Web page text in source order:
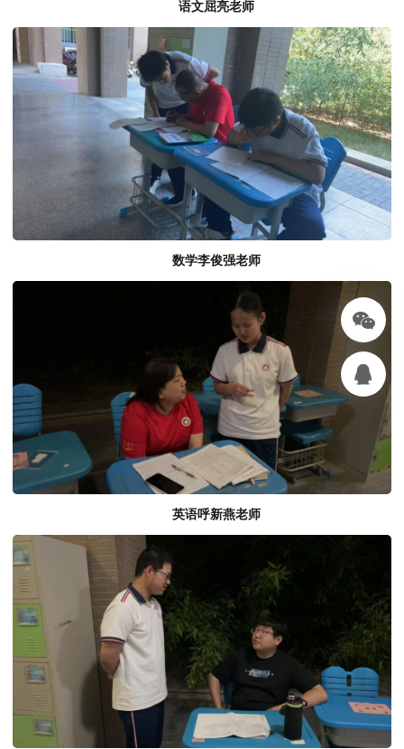
语文屈亮老师
数学李俊强老师
英语呼新燕老师